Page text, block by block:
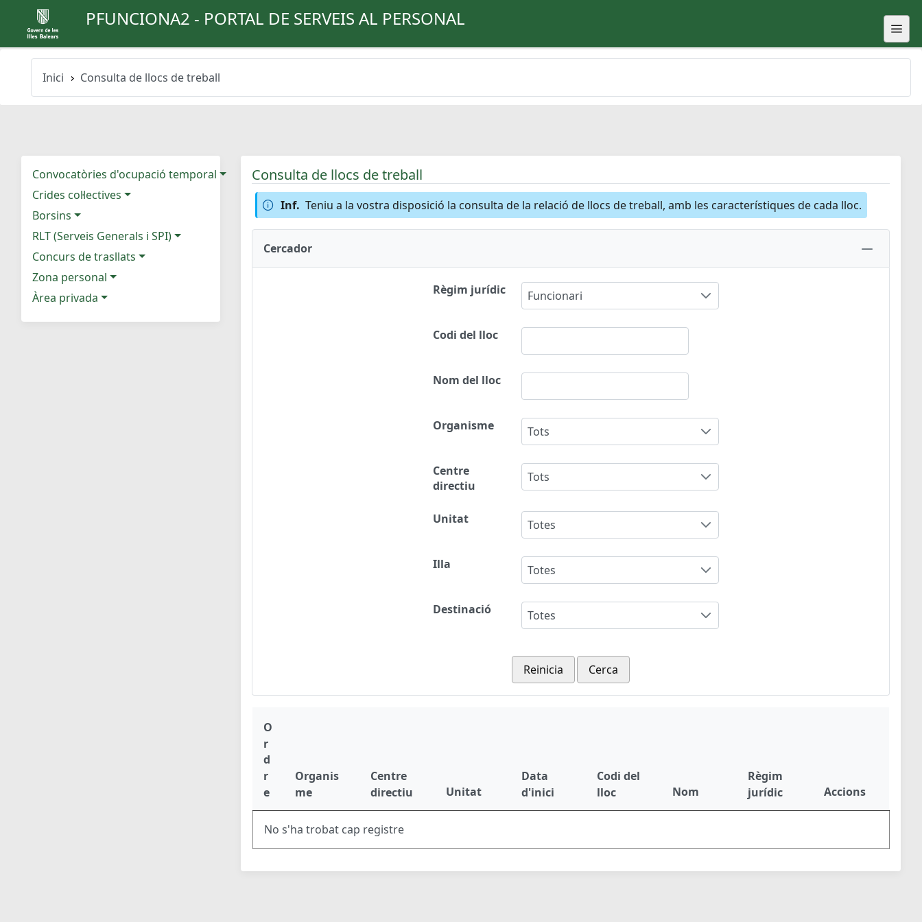
PFUNCIONA2 - PORTAL DE SERVEIS AL PERSONAL
Inici Consulta de llocs de treball
Convocatòries d'ocupació temporal
Crides col·lectives
Borsins
RLT (Serveis Generals i SPI)
Concurs de trasllats
Zona personal
Àrea privada
Consulta de llocs de treball
Inf. Teniu a la vostra disposició la consulta de la relació de llocs de treball, amb les característiques de cada lloc.
Cercador
Règim jurídic Funcionari
Codi del lloc
Nom del lloc
Organisme Tots
Centre
directiu
Tots
Unitat Totes
Illa Totes
Destinació Totes
Reinicia Cerca
O
r
d
r
e
Organis
me
Centre
directiu
Unitat
Data
d'inici
Codi del
lloc
Nom
Règim
jurídic
Accions
No s'ha trobat cap registre